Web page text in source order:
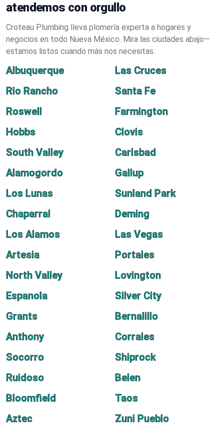
atendemos con orgullo
Croteau Plumbing lleva plomería experta a hogares y
negocios en todo Nueva México. Mira las ciudades abajo—
estamos listos cuando más nos necesitas.
Albuquerque
Las Cruces
Rio Rancho
Santa Fe
Roswell
Farmington
Hobbs
Clovis
South Valley
Carlsbad
Alamogordo
Gallup
Los Lunas
Sunland Park
Chaparral
Deming
Los Alamos
Las Vegas
Artesia
Portales
North Valley
Lovington
Espanola
Silver City
Grants
Bernalillo
Anthony
Corrales
Socorro
Shiprock
Ruidoso
Belen
Bloomfield
Taos
Aztec
Zuni Pueblo